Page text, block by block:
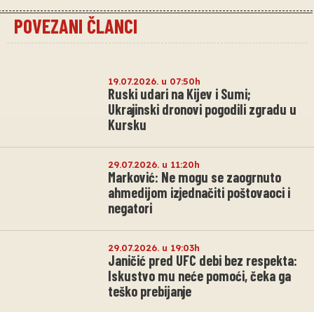
POVEZANI ČLANCI
19.07.2026. u 07:50h
Ruski udari na Kijev i Sumi;
Ukrajinski dronovi pogodili zgradu u
Kursku
29.07.2026. u 11:20h
Marković: Ne mogu se zaogrnuto
ahmedijom izjednačiti poštovaoci i
negatori
29.07.2026. u 19:03h
Janičić pred UFC debi bez respekta:
Iskustvo mu neće pomoći, čeka ga
teško prebijanje